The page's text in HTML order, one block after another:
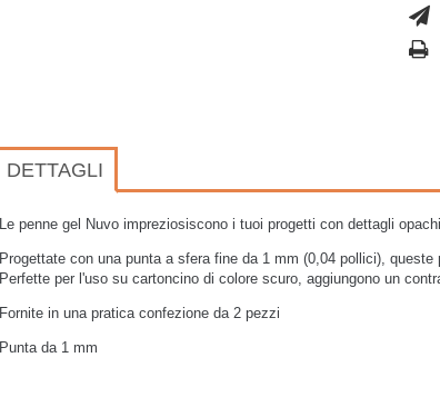
DETTAGLI
Le penne gel Nuvo impreziosiscono i tuoi progetti con dettagli
Progettate con una punta a sfera fine da 1 mm (0,04 pollici),
Perfette per l'uso su cartoncino di colore scuro, aggiungono un
Fornite in una pratica confezione da 2 pezzi
Punta da 1 mm